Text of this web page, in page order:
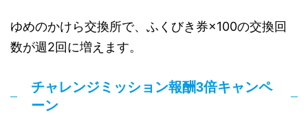
ゆめのかけら交換所で、ふくびき券×100の交換回
数が週2回に増えます。
チャレンジミッション報酬3倍キャンペ
ーン